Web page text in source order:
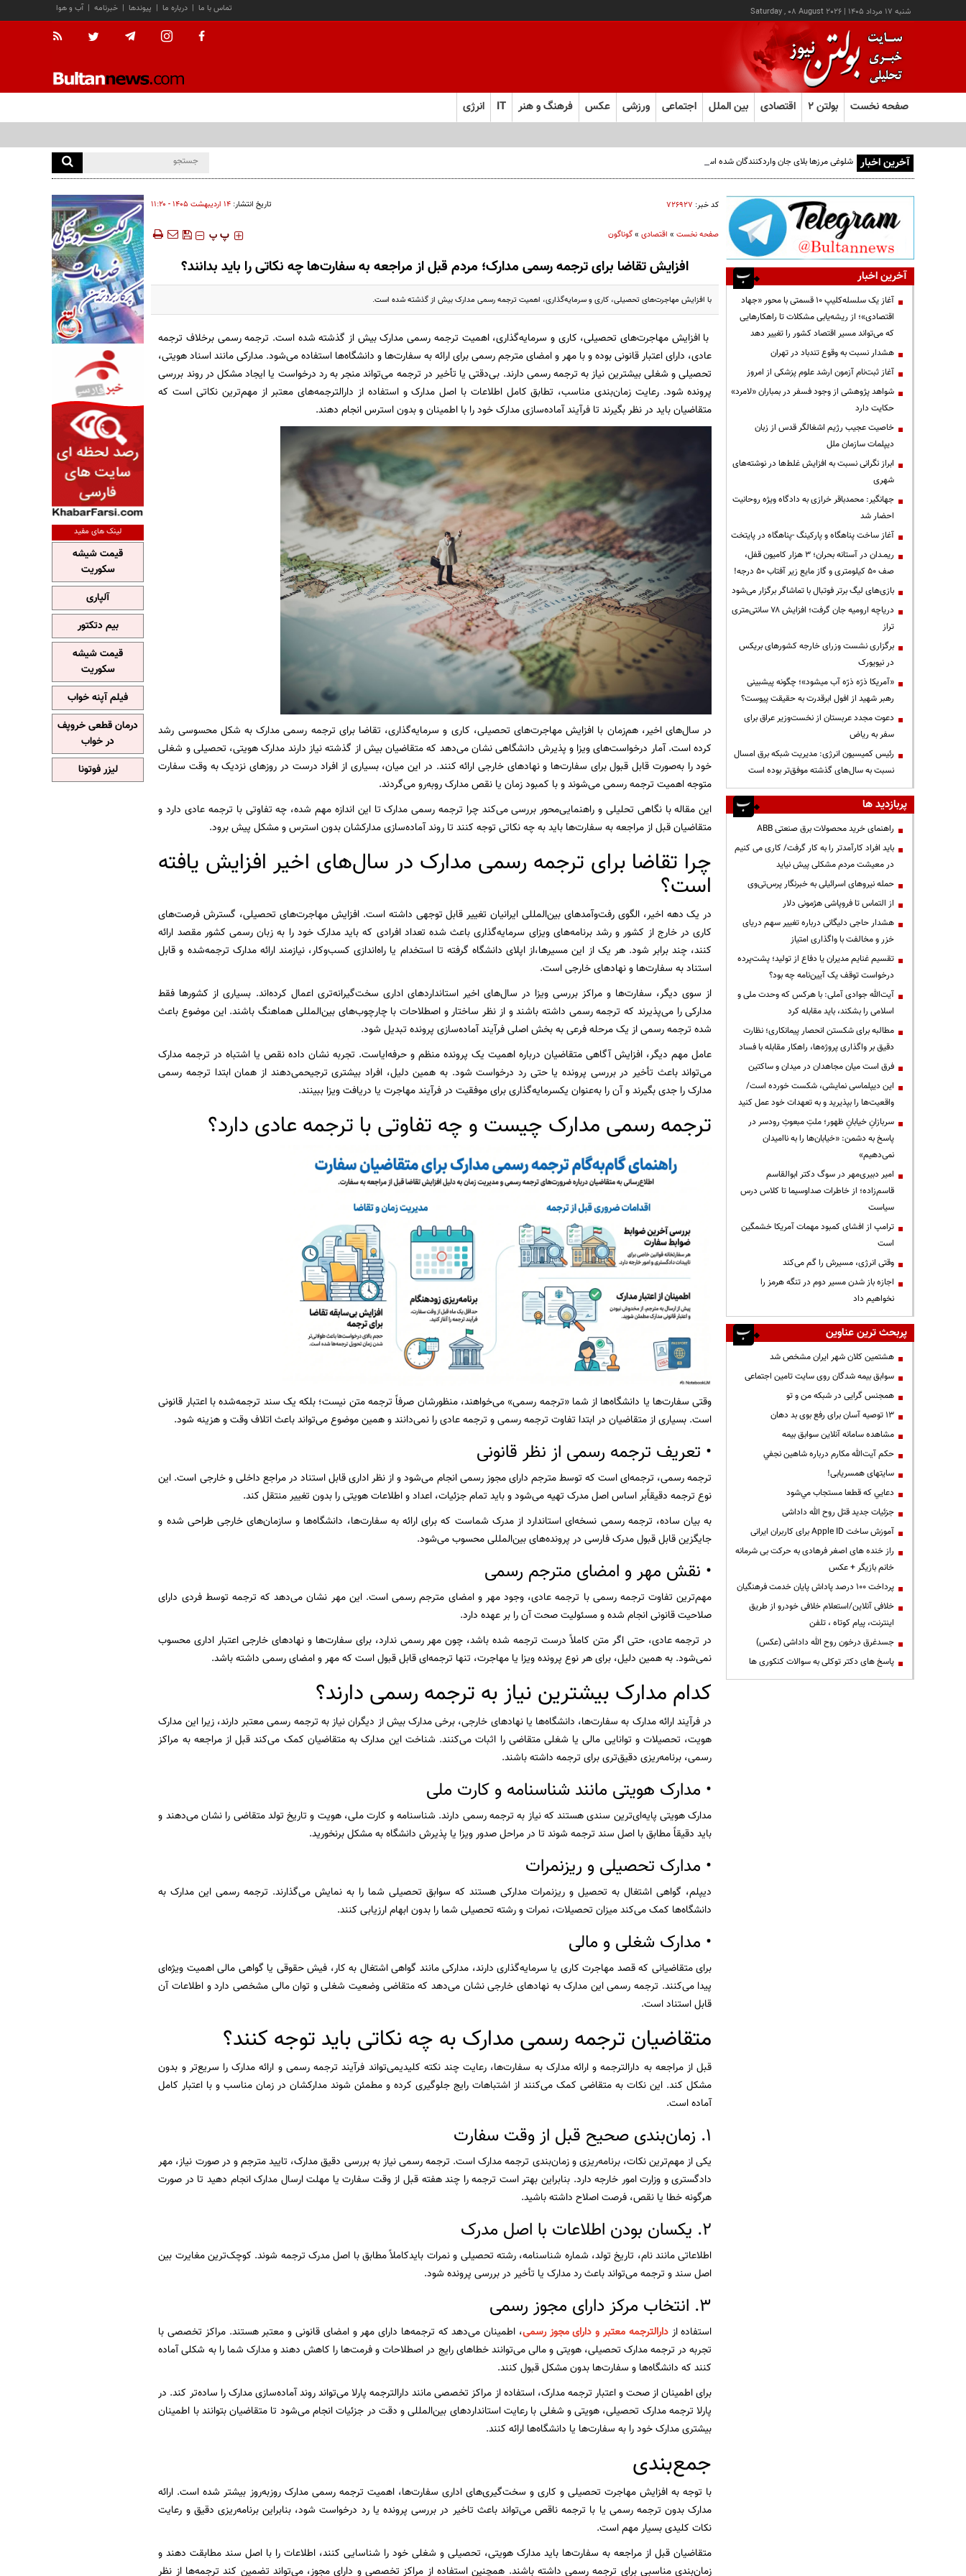
شنبه ۱۷ مرداد ۱۴۰۵ |
Saturday , 08 August 2026 آب و هوا | خبرنامه | پیوندها | درباره ما | تماس با ما
صفحه نخست بولتن ۲ اقتصادی بین الملل اجتماعی ورزشی عکس فرهنگ و هنر IT انرژی
آخرین اخبار شلوغی مرزها بلای جان واردکنندگان شده است
کد خبر: ۷۲۶۹۲۷ تاریخ انتشار: ۱۴ ارديبهشت ۱۴۰۵ - ۱۱:۲۰
صفحه نخست» اقتصادی»گوناگون ‍‍‍ پ پ
افزایش تقاضا برای ترجمه رسمی مدارک؛ مردم قبل از مراجعه به سفارت‌ها چه نکاتی را باید بدانند؟
با افزایش مهاجرت‌های تحصیلی، کاری و سرمایه‌گذاری، اهمیت ترجمه رسمی مدارک بیش از گذشته شده است.
با افزایش مهاجرت‌های تحصیلی، کاری و سرمایه‌گذاری، اهمیت ترجمه رسمی مدارک بیش از گذشته شده است. ترجمه رسمی برخلاف ترجمه
عادی، دارای اعتبار قانونی بوده و با مهر و امضای مترجم رسمی برای ارائه به سفارت‌ها و دانشگاه‌ها استفاده می‌شود. مدارکی مانند اسناد هویتی،
تحصیلی و شغلی بیشترین نیاز به ترجمه رسمی دارند. بی‌دقتی یا تأخیر در ترجمه می‌تواند منجر به رد درخواست یا ایجاد مشکل در روند بررسی
پرونده شود. رعایت زمان‌بندی مناسب، تطابق کامل اطلاعات با اصل مدارک و استفاده از دارالترجمه‌های معتبر از مهم‌ترین نکاتی است که
متقاضیان باید در نظر بگیرند تا فرآیند آماده‌سازی مدارک خود را با اطمینان و بدون استرس انجام دهند.
در سال‌های اخیر، هم‌زمان با افزایش مهاجرت‌های تحصیلی، کاری و سرمایه‌گذاری، تقاضا برای ترجمه رسمی مدارک به شکل محسوسی رشد
کرده است. آمار درخواست‌های ویزا و پذیرش دانشگاهی نشان می‌دهد که متقاضیان بیش از گذشته نیاز دارند مدارک هویتی، تحصیلی و شغلی
خود را به‌صورت قابل قبول برای سفارت‌ها و نهادهای خارجی ارائه کنند. در این میان، بسیاری از افراد درست در روزهای نزدیک به وقت سفارت
متوجه اهمیت ترجمه رسمی می‌شوند و با کمبود زمان یا نقص مدارک روبه‌رو می‌گردند.
این مقاله با نگاهی تحلیلی و راهنمایی‌محور بررسی می‌کند چرا ترجمه رسمی مدارک تا این اندازه مهم شده، چه تفاوتی با ترجمه عادی دارد و
متقاضیان قبل از مراجعه به سفارت‌ها باید به چه نکاتی توجه کنند تا روند آماده‌سازی مدارکشان بدون استرس و مشکل پیش برود.
چرا تقاضا برای ترجمه رسمی مدارک در سال‌های اخیر افزایش یافته
است؟
در یک دهه اخیر، الگوی رفت‌وآمدهای بین‌المللی ایرانیان تغییر قابل توجهی داشته است. افزایش مهاجرت‌های تحصیلی، گسترش فرصت‌های
کاری در خارج از کشور و رشد برنامه‌های ویزای سرمایه‌گذاری باعث شده تعداد افرادی که باید مدارک خود را به زبان رسمی کشور مقصد ارائه
کنند، چند برابر شود. هر یک از این مسیرها،از اپلای دانشگاه گرفته تا استخدام یا راه‌اندازی کسب‌وکار، نیازمند ارائه مدارک ترجمه‌شده و قابل
استناد به سفارت‌ها و نهادهای خارجی است.
از سوی دیگر، سفارت‌ها و مراکز بررسی ویزا در سال‌های اخیر استانداردهای اداری سخت‌گیرانه‌تری اعمال کرده‌اند. بسیاری از کشورها فقط
مدارکی را می‌پذیرند که ترجمه رسمی داشته باشند و از نظر ساختار و اصطلاحات با چارچوب‌های بین‌المللی هماهنگ باشند. این موضوع باعث
شده ترجمه رسمی از یک مرحله فرعی به بخش اصلی فرآیند آماده‌سازی پرونده تبدیل شود.
عامل مهم دیگر، افزایش آگاهی متقاضیان درباره اهمیت یک پرونده منظم و حرفه‌ایاست. تجربه نشان داده نقص یا اشتباه در ترجمه مدارک
می‌تواند باعث تأخیر در بررسی پرونده یا حتی رد درخواست شود. به همین دلیل، افراد بیشتری ترجیحمی‌دهند از همان ابتدا ترجمه رسمی
مدارک را جدی بگیرند و آن را به‌عنوان یکسرمایه‌گذاری برای موفقیت در فرآیند مهاجرت یا دریافت ویزا ببینند.
ترجمه رسمی مدارک چیست و چه تفاوتی با ترجمه عادی دارد؟
وقتی سفارت‌ها یا دانشگاه‌ها از شما «ترجمه رسمی» می‌خواهند، منظورشان صرفاً ترجمه متن نیست؛ بلکه یک سند ترجمه‌شده با اعتبار قانونی
است. بسیاری از متقاضیان در ابتدا تفاوت ترجمه رسمی و ترجمه عادی را نمی‌دانند و همین موضوع می‌تواند باعث اتلاف وقت و هزینه شود.
• تعریف ترجمه رسمی از نظر قانونی
ترجمه رسمی، ترجمه‌ای است که توسط مترجم دارای مجوز رسمی انجام می‌شود و از نظر اداری قابل استناد در مراجع داخلی و خارجی است. این
نوع ترجمه دقیقاًبر اساس اصل مدرک تهیه می‌شود و باید تمام جزئیات، اعداد و اطلاعات هویتی را بدون تغییر منتقل کند.
به بیان ساده، ترجمه رسمی نسخه‌ای استاندارد از مدرک شماست که برای ارائه به سفارت‌ها، دانشگاه‌ها و سازمان‌های خارجی طراحی شده و
جایگزین قابل قبول مدرک فارسی در پرونده‌های بین‌المللی محسوب می‌شود.
• نقش مهر و امضای مترجم رسمی
مهم‌ترین تفاوت ترجمه رسمی با ترجمه عادی، وجود مهر و امضای مترجم رسمی است. این مهر نشان می‌دهد که ترجمه توسط فردی دارای
صلاحیت قانونی انجام شده و مسئولیت صحت آن را بر عهده دارد.
در ترجمه عادی، حتی اگر متن کاملاً درست ترجمه شده باشد، چون مهر رسمی ندارد، برای سفارت‌ها و نهادهای خارجی اعتبار اداری محسوب
نمی‌شود. به همین دلیل، برای هر نوع پرونده ویزا یا مهاجرت، تنها ترجمه‌ای قابل قبول است که مهر و امضای رسمی داشته باشد.
کدام مدارک بیشترین نیاز به ترجمه رسمی دارند؟
در فرآیند ارائه مدارک به سفارت‌ها، دانشگاه‌ها یا نهادهای خارجی، برخی مدارک بیش از دیگران نیاز به ترجمه رسمی معتبر دارند، زیرا این مدارک
هویت، تحصیلات و توانایی مالی یا شغلی متقاضی را اثبات می‌کنند. شناخت این مدارک به متقاضیان کمک می‌کند قبل از مراجعه به مراکز
رسمی، برنامه‌ریزی دقیق‌تری برای ترجمه داشته باشند.
• مدارک هویتی مانند شناسنامه و کارت ملی
مدارک هویتی پایه‌ای‌ترین سندی هستند که نیاز به ترجمه رسمی دارند. شناسنامه و کارت ملی، هویت و تاریخ تولد متقاضی را نشان می‌دهند و
باید دقیقاً مطابق با اصل سند ترجمه شوند تا در مراحل صدور ویزا یا پذیرش دانشگاه به مشکل برنخورید.
• مدارک تحصیلی و ریزنمرات
دیپلم، گواهی اشتغال به تحصیل و ریزنمرات مدارکی هستند که سوابق تحصیلی شما را به نمایش می‌گذارند. ترجمه رسمی این مدارک به
دانشگاه‌ها کمک می‌کند میزان تحصیلات، نمرات و رشته تحصیلی شما را بدون ابهام ارزیابی کنند.
• مدارک شغلی و مالی
برای متقاضیانی که قصد مهاجرت کاری یا سرمایه‌گذاری دارند، مدارکی مانند گواهی اشتغال به کار، فیش حقوقی یا گواهی مالی اهمیت ویژه‌ای
پیدا می‌کنند. ترجمه رسمی این مدارک به نهادهای خارجی نشان می‌دهد که متقاضی وضعیت شغلی و توان مالی مشخصی دارد و اطلاعات آن
قابل استناد است.
متقاضیان ترجمه رسمی مدارک به چه نکاتی باید توجه کنند؟
قبل از مراجعه به دارالترجمه و ارائه مدارک به سفارت‌ها، رعایت چند نکته کلیدیمی‌تواند فرآیند ترجمه رسمی و ارائه مدارک را سریع‌تر و بدون
مشکل کند. این نکات به متقاضی کمک می‌کنند از اشتباهات رایج جلوگیری کرده و مطمئن شوند مدارکشان در زمان مناسب و با اعتبار کامل
آماده است.
1. زمان‌بندی صحیح قبل از وقت سفارت
یکی از مهم‌ترین نکات، برنامه‌ریزی و زمان‌بندی ترجمه مدارک است. ترجمه رسمی نیاز به بررسی دقیق مدارک، تایید مترجم و در صورت نیاز، مهر
دادگستری و وزارت امور خارجه دارد. بنابراین بهتر است ترجمه را چند هفته قبل از وقت سفارت یا مهلت ارسال مدارک انجام دهید تا در صورت
هرگونه خطا یا نقص، فرصت اصلاح داشته باشید.
2. یکسان بودن اطلاعات با اصل مدرک
اطلاعاتی مانند نام، تاریخ تولد، شماره شناسنامه، رشته تحصیلی و نمرات بایدکاملاً مطابق با اصل مدرک ترجمه شوند. کوچک‌ترین مغایرت بین
اصل سند و ترجمه می‌تواند باعث رد مدارک یا تأخیر در بررسی پرونده شود.
3. انتخاب مرکز دارای مجوز رسمی
استفاده از دارالترجمه‌ معتبر و دارای مجوز رسمی، اطمینان می‌دهد که ترجمه‌ها دارای مهر و امضای قانونی و معتبر هستند. مراکز تخصصی با
تجربه در ترجمه مدارک تحصیلی، هویتی و مالی می‌توانند خطاهای رایج در اصطلاحات و فرمت‌ها را کاهش دهند و مدارک شما را به شکلی آماده
کنند که دانشگاه‌ها و سفارت‌ها بدون مشکل قبول کنند.
برای اطمینان از صحت و اعتبار ترجمه مدارک، استفاده از مراکز تخصصی مانند دارالترجمه پارلا می‌تواند روند آماده‌سازی مدارک را ساده‌تر کند. در
پارلا ترجمه مدارک تحصیلی، هویتی و شغلی با رعایت استانداردهای بین‌المللی و دقت در جزئیات انجام می‌شود تا متقاضیان بتوانند با اطمینان
بیشتری مدارک خود را به سفارت‌ها یا دانشگاه‌ها ارائه کنند.
جمع‌بندی
با توجه به افزایش مهاجرت تحصیلی و کاری و سخت‌گیری‌های اداری سفارت‌ها، اهمیت ترجمه رسمی مدارک روزبه‌روز بیشتر شده است. ارائه
مدارک بدون ترجمه رسمی یا با ترجمه ناقص می‌تواند باعث تاخیر در بررسی پرونده یا رد درخواست شود، بنابراین برنامه‌ریزی دقیق و رعایت
نکات کلیدی بسیار مهم است.
متقاضیان قبل از مراجعه به سفارت‌ها باید مدارک هویتی، تحصیلی و شغلی خود را شناسایی کنند، اطلاعات را با اصل سند مطابقت دهند و
زمان‌بندی مناسبی برای ترجمه رسمی داشته باشند. همچنین استفاده از مراکز تخصصی و دارای مجوز، می‌تواند تضمین کند ترجمه‌ها از نظر
آخرین اخبار
آغاز یک سلسله‌کلیپ ۱۰ قسمتی با محور «جهاد
اقتصادی»؛ از ریشه‌یابی مشکلات تا راهکارهایی
که می‌تواند مسیر اقتصاد کشور را تغییر دهد
هشدار نسبت به وقوع تندباد در تهران
آغاز ثبت‌نام آزمون ارشد علوم پزشکی از امروز
شواهد پژوهشی از وجود فسفر در بمباران «لامرد»
حکایت دارد
خاصیت عجیب رژیم اشغالگر قدس از زبان
دیپلمات سازمان ملل
ابراز نگرانی نسبت به افزایش غلط‌ها در نوشته‌های
شهری
جهانگیر: محمدباقر خرازی به دادگاه ویژه روحانیت
احضار شد
آغاز ساخت پناهگاه و پارکینگ -پناهگاه در پایتخت
ریمـدان در آستانه بحران؛ ۳ هزار کامیون قفل،
صف ۵۰ کیلومتری و گاز مایع زیر آفتاب ۵۰ درجه!
بازی‌های لیگ برتر فوتبال با تماشاگر برگزار می‌شود
دریاچه ارومیه جان گرفت؛ افزایش ۷۸ سانتی‌متری
تراز
برگزاری نشست وزرای خارجه کشورهای بریکس
در نیویورک
«آمریکا ذرّه ذرّه آب میشود»؛ چگونه پیشبینی
رهبر شهید از افول ابرقدرت به حقیقت پیوست؟
دعوت مجدد عربستان از نخست‌وزیر عراق برای
سفر به ریاض
رئیس کمیسیون انرژی: مدیریت شبکه برق امسال
نسبت به سال‌های گذشته موفق‌تر بوده است
پربازدید ها
راهنمای خرید محصولات برق صنعتی ABB
باید افراد کارآمدتر را به کار گرفت/ کاری می کنیم
در معیشت مردم مشکلی پیش نیاید
حمله نیروهای اسرائیلی به خبرنگار پرس‌تی‌وی
از التماس تا فروپاشی هژمونی دلار
هشدار حاجی دلیگانی درباره تغییر سهم دریای
خزر و مخالفت با واگذاری امتیاز
تقسیم غنایم مدیران یا دفاع از تولید؛ پشت‌پرده
درخواست توقف یک آیین‌نامه چه بود؟
آیت‌الله جوادی آملی: با هرکس که وحدت ملی و
اسلامی را بشکند، باید مقابله کرد
مطالبه برای شکستن انحصار پیمانکاری؛ نظارت
دقیق بر واگذاری پروژه‌ها، راهکار مقابله با فساد
فرق است میان مجاهدان در میدان و ساکتین
این دیپلماسی نمایشی، شکست خورده است/
واقعیت‌ها را بپذیرید و به تعهدات خود عمل کنید
سربازانِ خیابانِ ظهور؛ ملتِ مبعوثِ رودسر در
پاسخ به دشمن: «خیابان‌ها را به ناامیدان
نمی‌دهیم»
امیر دبیری‌مهر در سوگ دکتر ابوالقاسم
قاسم‌زاده؛ از خاطرات صداوسیما تا کلاس درس
سیاست
ترامپ از افشای کمبود مهمات آمریکا خشمگین
است
وقتی انرژی، مسیرش را گم می‌کند
اجازه باز شدن مسیر دوم در تنگه هرمز را
نخواهیم داد
پربحث ترین عناوین
هشتمین کلان شهر ایران مشخص شد
سوابق بیمه شدگان روی سایت تامین اجتماعی
همجنس گرایی در شبکه من و تو
13 توصیه آسان برای رفع بوی بد دهان
مشاهده سامانه آنلاين سوابق بیمه
حكم آيت‌الله مكارم درباره شاهين نجفي
سایتهای همسریابی!
دعايي كه قطعا مستجاب مي‌شود
جزئیات جدید قتل روح الله داداشی
آموزش ساخت Apple ID برای کاربران ایرانی
راز خنده های اصغر فرهادی به حرکت بی شرمانه
خانم بازیگر + عکس
پرداخت ۱۰۰ درصد پاداش پایان خدمت فرهنگیان
خلافی آنلاین/استعلام خلافی خودرو از طریق
اینترنت، پیام کوتاه ، تلفن
جسدغرق درخون روح الله داداشی (عکس)
پاسخ های دکتر توکلی به سوالات کنکوری ها
لینک های مفید
قیمت شیشه
سکوریت
آلپاری
بیم دتکتور
قیمت شیشه
سکوریت
فیلم آپنه خواب
درمان قطعی خروپف
در خواب
لیزر فوتونا